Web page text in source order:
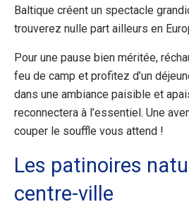
Baltique créent un spectacle
trouverez nulle part ailleurs en
Pour une pause bien méritée,
feu de camp et profitez d’un
dans une ambiance paisible et
reconnectera à l’essentiel. Une
couper le souffle vous attend !
Les patinoires
centre-ville